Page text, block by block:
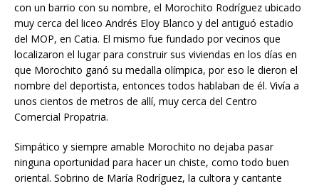
con un barrio con su nombre, el Morochito Rodríguez ubicado
muy cerca del liceo Andrés Eloy Blanco y del antiguó estadio
del MOP, en Catia. El mismo fue fundado por vecinos que
localizaron el lugar para construir sus viviendas en los días en
que Morochito ganó su medalla olímpica, por eso le dieron el
nombre del deportista, entonces todos hablaban de él. Vivía a
unos cientos de metros de allí, muy cerca del Centro
Comercial Propatria.
Simpático y siempre amable Morochito no dejaba pasar
ninguna oportunidad para hacer un chiste, como todo buen
oriental. Sobrino de María Rodríguez, la cultora y cantante